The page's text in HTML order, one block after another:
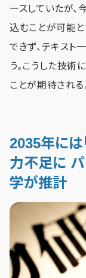
ースしていたが、
込むことが可能
できず、テキスト
う。こうした技術
ことが期待される
2035年には
力不足に
学が推計